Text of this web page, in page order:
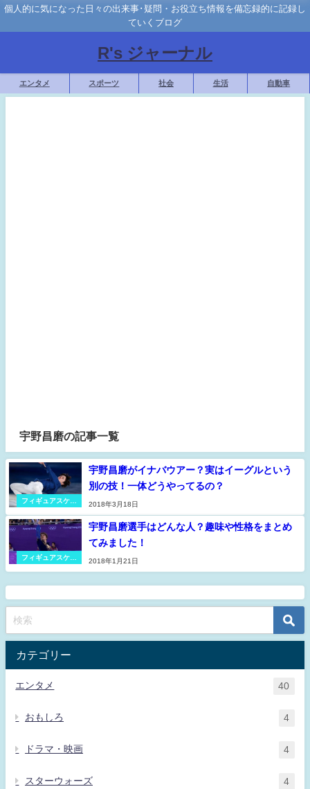
個人的に気になった日々の出来事･疑問・お役立ち情報を備忘録的に記録し
ていくブログ
R's ジャーナル
エンタメ スポーツ 社会 生活 自動車
宇野昌磨の記事一覧
フィギュアスケー
宇野昌磨がイナバウアー？実はイーグルという
別の技！一体どうやってるの？
2018年3月18日
フィギュアスケー
宇野昌磨選手はどんな人？趣味や性格をまとめ
てみました！
2018年1月21日
カテゴリー
エンタメ 40
おもしろ 4
ドラマ・映画 4
スターウォーズ 4